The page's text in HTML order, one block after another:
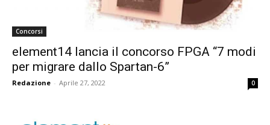
Concorsi
element14 lancia il concorso FPGA “7 modi
per migrare dallo Spartan-6”
Redazione - Aprile 27, 2022 0